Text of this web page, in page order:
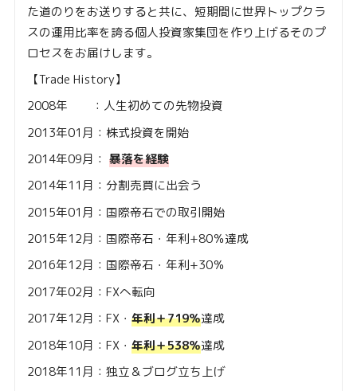
た道のりをお送りすると共に、短期間に世界トップクラ
スの運用比率を誇る個人投資家集団を作り上げるそのプ
ロセスをお届けします。
【Trade History】
2008年 ：人生初めての先物投資
2013年01月：株式投資を開始
2014年09月： 暴落を経験
2014年11月：分割売買に出会う
2015年01月：国際帝石での取引開始
2015年12月：国際帝石・年利+80％達成
2016年12月：国際帝石・年利+30％
2017年02月：FXへ転向
2017年12月：FX・ 年利＋719％達成
2018年10月：FX・ 年利＋538％達成
2018年11月：独立＆ブログ立ち上げ